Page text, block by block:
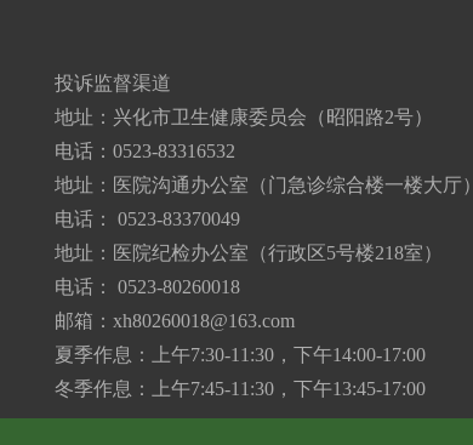
投诉监督渠道
地址：兴化市卫生健康委员会（昭阳路2号）
电话：0523-83316532
地址：医院沟通办公室（门急诊综合楼一楼大厅）
电话： 0523-83370049
地址：医院纪检办公室（行政区5号楼218室）
电话： 0523-80260018
邮箱： xh80260018@163.com
夏季作息：上午7:30-11:30，下午14:00-17:00
冬季作息：上午7:45-11:30，下午13:45-17:00